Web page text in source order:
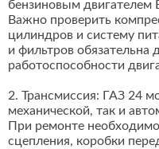
бензиновым двигателем
Важно проверить
цилиндров и систему
и фильтров
работоспособности
2. Трансмиссия: ГАЗ 24
механической, так и
При ремонте
сцепления, коробки